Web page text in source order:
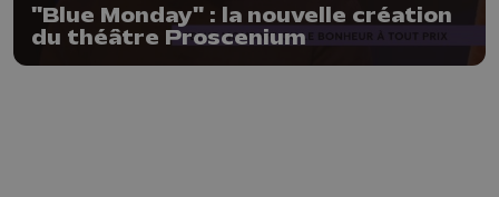
"Blue Monday" : la nouvelle création
du théâtre Proscenium